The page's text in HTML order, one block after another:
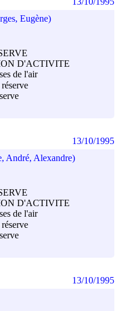
Eugène)
D'ACTIVITE
de l'air
André, Alexandre)
D'ACTIVITE
de l'air
13/10/1995
13/10/1995